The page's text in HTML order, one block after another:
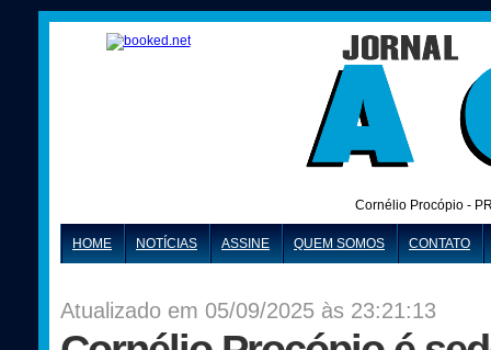
Cornélio Procópio -
HOME NOTÍCIAS ASSINE QUEM SOMOS CONTATO
Atualizado em 05/09/2025 às 23:21:13